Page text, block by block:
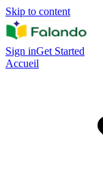
Skip to content
Sign inGet Started
Accueil